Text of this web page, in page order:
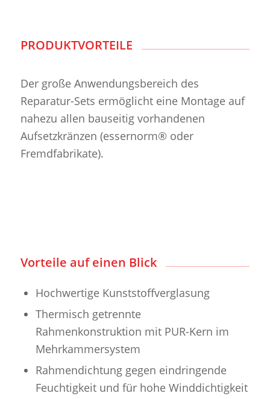
PRODUKTVORTEILE
Der große Anwendungsbereich des
Reparatur-Sets ermöglicht eine Montage auf
nahezu allen bauseitig vorhandenen
Aufsetzkränzen (essernorm® oder
Fremdfabrikate).
Vorteile auf einen Blick
Hochwertige Kunststoffverglasung
Thermisch getrennte
Rahmenkonstruktion mit PUR-Kern im
Mehrkammersystem
Rahmendichtung gegen eindringende
Feuchtigkeit und für hohe Winddichtigkeit